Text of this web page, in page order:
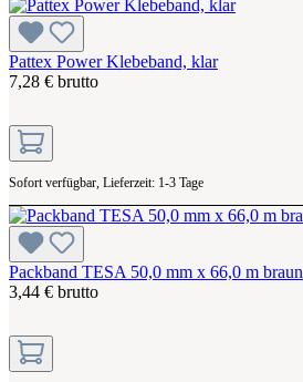
Pattex Power Klebeband, klar
7,28 € brutto
Sofort verfügbar, Lieferzeit: 1-3 Tage
Packband TESA 50,0 mm x 66,0 m braun
3,44 € brutto